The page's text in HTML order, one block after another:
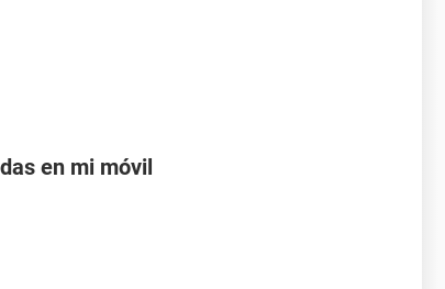
en mi móvil